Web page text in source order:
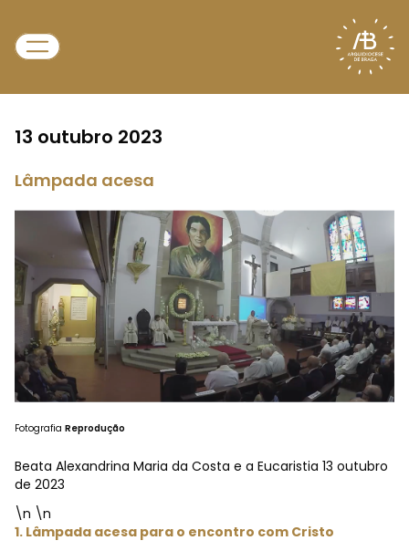
13 outubro 2023
Lâmpada acesa
Fotografia Reprodução
Beata Alexandrina Maria da Costa e a Eucaristia 13 outubro
de 2023
\n \n
1. Lâmpada acesa para o encontro com Cristo